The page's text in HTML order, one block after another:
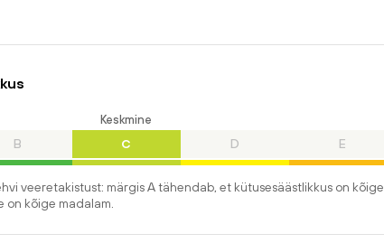
B
Keskmine
C D E
veeretakistust: märgis A tähendab, et kütusesäästlikkus on kõige
on kõige madalam.